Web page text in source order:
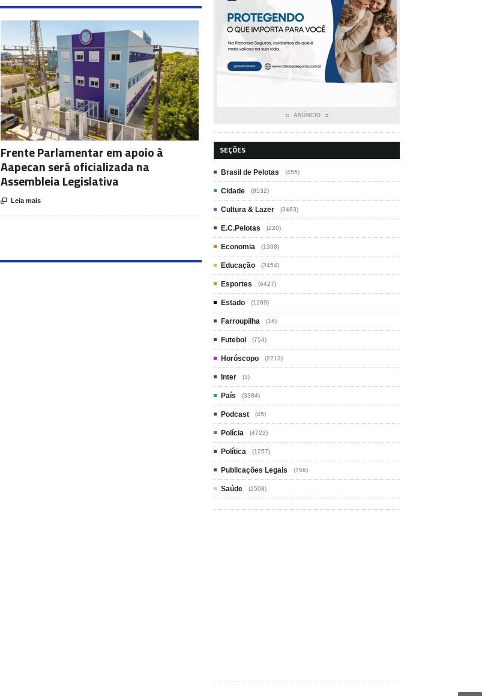
Frente Parlamentar em apoio à
Aapecan será oficializada na
Assembleia Legislativa
 Leia mais
ANÚNCIO
SEÇÕES
Brasil de Pelotas (455)
Cidade (8532)
Cultura & Lazer (3483)
E.C.Pelotas (220)
Economia (1398)
Educação (2454)
Esportes (6427)
Estado (1269)
Farroupilha (16)
Futebol (754)
Horóscopo (2213)
Inter (3)
País (3384)
Podcast (45)
Polícia (4723)
Política (1257)
Publicações Legais (756)
Saúde (2508)